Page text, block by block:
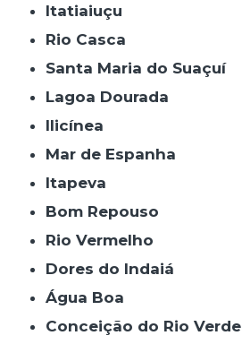
Itatiaiuçu
Rio Casca
Santa Maria do Suaçuí
Lagoa Dourada
Ilicínea
Mar de Espanha
Itapeva
Bom Repouso
Rio Vermelho
Dores do Indaiá
Água Boa
Conceição do Rio Verde